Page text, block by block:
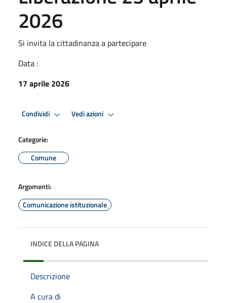
2026
Si invita la cittadinanza a partecipare
Data :
17 aprile 2026
Condividi Vedi azioni
Categorie:
Comune
Argomenti:
Comunicazione istituzionale
INDICE DELLA PAGINA
Descrizione
A cura di